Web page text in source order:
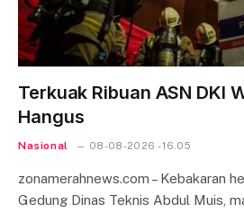
Terkuak Ribuan ASN DKI
Hangus
Nasional 08-08-2026 - 16.05
zonamerahnews.com – Kebakaran
Gedung Dinas Teknis Abdul Muis,